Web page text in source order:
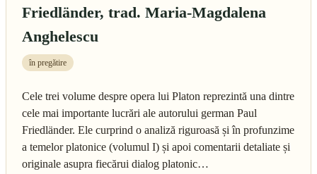
Friedländer, trad. Maria-Magdalena
Anghelescu
în pregătire
Cele trei volume despre opera lui Platon reprezintă una dintre
cele mai importante lucrări ale autorului german Paul
Friedländer. Ele curprind o analiză riguroasă și în profunzime
a temelor platonice (volumul I) și apoi comentarii detaliate și
originale asupra fiecărui dialog platonic…